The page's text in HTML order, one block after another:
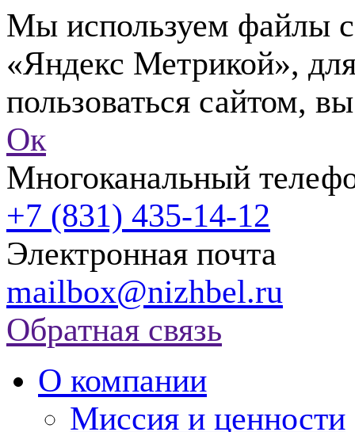
Мы используем файлы
«Яндекс Метрикой»,
пользоваться сайтом,
Ок
Многоканальный
+7 (831) 435-14-12
Электронная почта
mailbox@nizhbel.ru
Обратная связь
О компании
Миссия и ценности